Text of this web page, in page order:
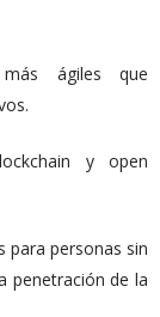
ágiles que
y open
para personas sin
penetración de la